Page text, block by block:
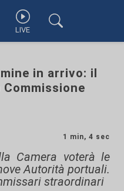
LIVE
in arrivo: il
1 min, 4 sec
Camera voterà le
Autorità portuali.
straordinari